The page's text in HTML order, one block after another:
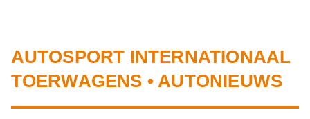
AUTOSPORT INTERNATIONAAL
TOERWAGENS • AUTONIEUWS